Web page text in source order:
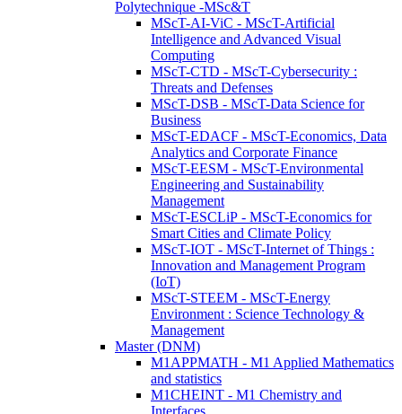
Polytechnique -MSc&T
MScT-AI-ViC - MScT-Artificial
Intelligence and Advanced Visual
Computing
MScT-CTD - MScT-Cybersecurity :
Threats and Defenses
MScT-DSB - MScT-Data Science for
Business
MScT-EDACF - MScT-Economics, Data
Analytics and Corporate Finance
MScT-EESM - MScT-Environmental
Engineering and Sustainability
Management
MScT-ESCLiP - MScT-Economics for
Smart Cities and Climate Policy
MScT-IOT - MScT-Internet of Things :
Innovation and Management Program
(IoT)
MScT-STEEM - MScT-Energy
Environment : Science Technology &
Management
Master (DNM)
M1APPMATH - M1 Applied Mathematics
and statistics
M1CHEINT - M1 Chemistry and
Interfaces